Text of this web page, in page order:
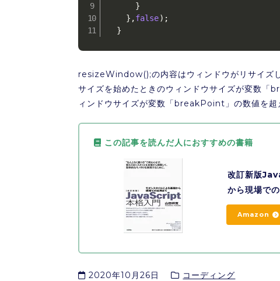
}
} ,false) ;
}
resizeWindow();の内容はウィンドウがリサイズ
サイズを始めたときのウィンドウサイズが変数
ィンドウサイズが変数「breakPoint」の数値を超
この記事を読んだ人におすすめの書籍
改訂新版
から現場で
Amazon
2020年10月26日 コーディング